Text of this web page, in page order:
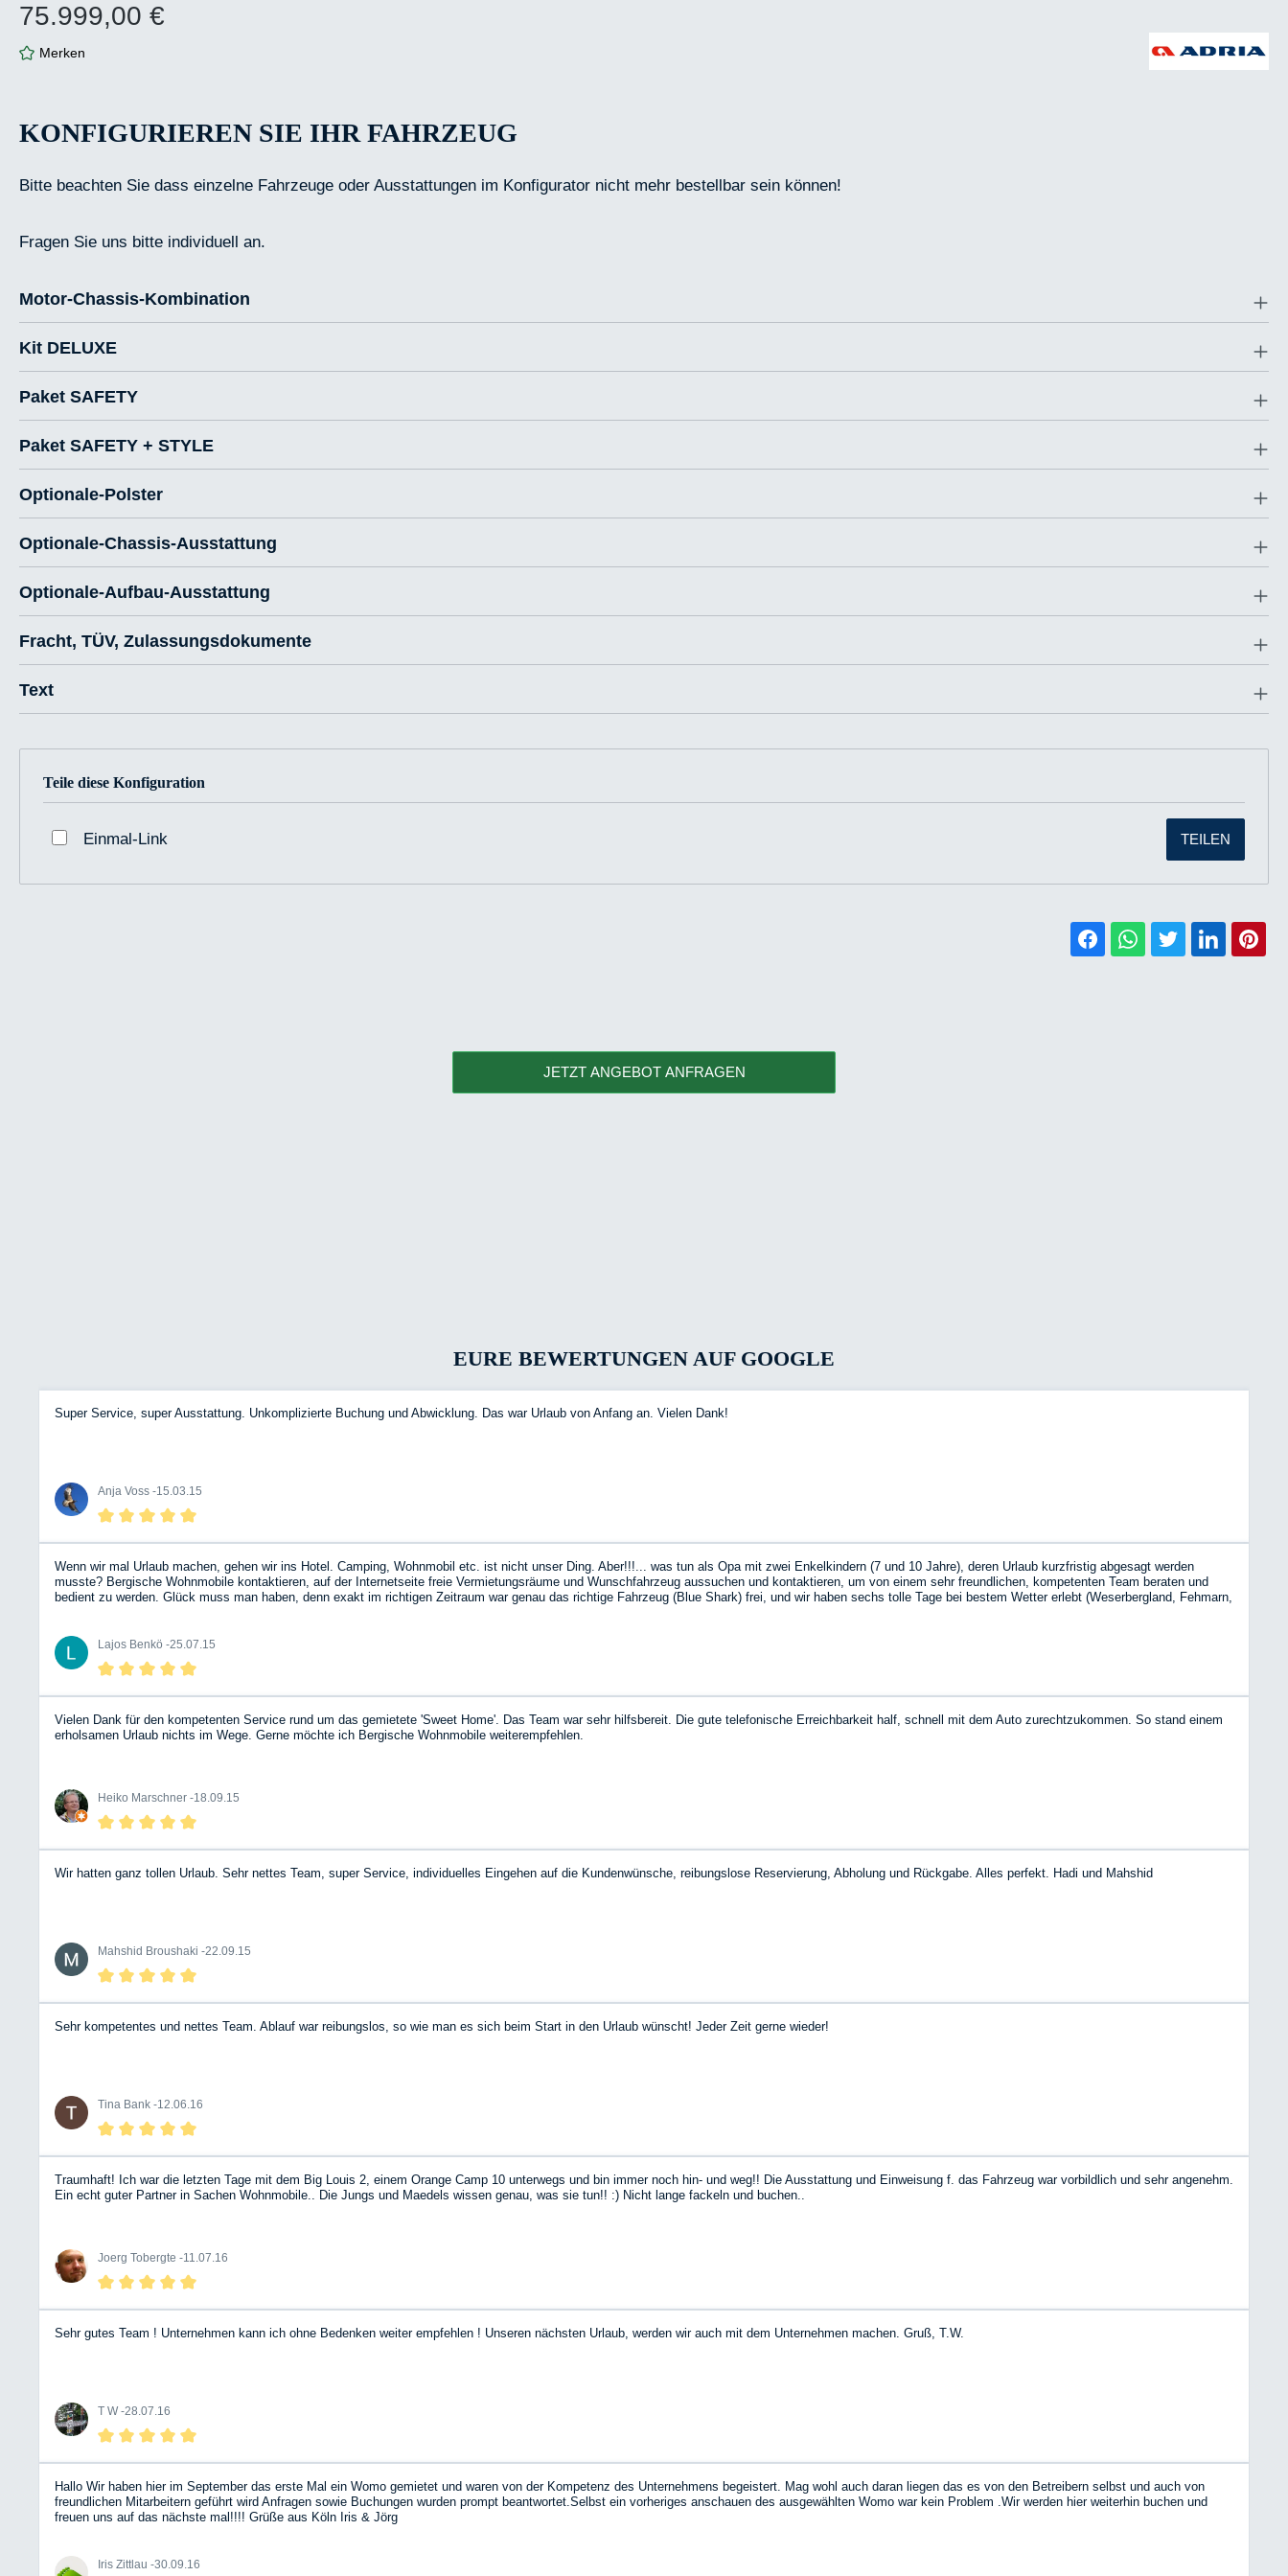
Regulärer Preis:
75.999,00 €
Merken
KONFIGURIEREN SIE IHR FAHRZEUG
Bitte beachten Sie dass einzelne Fahrzeuge oder Ausstattungen im Konfigurator nicht mehr bestellbar sein können!
Fragen Sie uns bitte individuell an.
Motor-Chassis-Kombination
Kit DELUXE
Paket SAFETY
Paket SAFETY + STYLE
Optionale-Polster
Optionale-Chassis-Ausstattung
Optionale-Aufbau-Ausstattung
Fracht, TÜV, Zulassungsdokumente
Text
Teile diese Konfiguration
Einmal-Link TEILEN
JETZT ANGEBOT ANFRAGEN
EURE BEWERTUNGEN AUF GOOGLE
Super Service, super Ausstattung. Unkomplizierte Buchung und Abwicklung. Das war Urlaub von Anfang an. Vielen Dank!
Anja Voss -15.03.15
Wenn wir mal Urlaub machen, gehen wir ins Hotel. Camping, Wohnmobil etc. ist nicht unser Ding. Aber!!!... was tun als Opa mit zwei Enkelkindern (7 und 10 Jahre), deren Urlaub kurzfristig abgesagt werden
musste? Bergische Wohnmobile kontaktieren, auf der Internetseite freie Vermietungsräume und Wunschfahrzeug aussuchen und kontaktieren, um von einem sehr freundlichen, kompetenten Team beraten und
bedient zu werden. Glück muss man haben, denn exakt im richtigen Zeitraum war genau das richtige Fahrzeug (Blue Shark) frei, und wir haben sechs tolle Tage bei bestem Wetter erlebt (Weserbergland, Fehmarn,
Lajos Benkö -25.07.15
Vielen Dank für den kompetenten Service rund um das gemietete 'Sweet Home'. Das Team war sehr hilfsbereit. Die gute telefonische Erreichbarkeit half, schnell mit dem Auto zurechtzukommen. So stand einem
erholsamen Urlaub nichts im Wege. Gerne möchte ich Bergische Wohnmobile weiterempfehlen.
Heiko Marschner -18.09.15
Wir hatten ganz tollen Urlaub. Sehr nettes Team, super Service, individuelles Eingehen auf die Kundenwünsche, reibungslose Reservierung, Abholung und Rückgabe. Alles perfekt. Hadi und Mahshid
Mahshid Broushaki -22.09.15
Sehr kompetentes und nettes Team. Ablauf war reibungslos, so wie man es sich beim Start in den Urlaub wünscht! Jeder Zeit gerne wieder!
Tina Bank -12.06.16
Traumhaft! Ich war die letzten Tage mit dem Big Louis 2, einem Orange Camp 10 unterwegs und bin immer noch hin- und weg!! Die Ausstattung und Einweisung f. das Fahrzeug war vorbildlich und sehr angenehm.
Ein echt guter Partner in Sachen Wohnmobile.. Die Jungs und Maedels wissen genau, was sie tun!! :) Nicht lange fackeln und buchen..
Joerg Tobergte -11.07.16
Sehr gutes Team ! Unternehmen kann ich ohne Bedenken weiter empfehlen ! Unseren nächsten Urlaub, werden wir auch mit dem Unternehmen machen. Gruß, T.W.
T W -28.07.16
Hallo Wir haben hier im September das erste Mal ein Womo gemietet und waren von der Kompetenz des Unternehmens begeistert. Mag wohl auch daran liegen das es von den Betreibern selbst und auch von
freundlichen Mitarbeitern geführt wird Anfragen sowie Buchungen wurden prompt beantwortet.Selbst ein vorheriges anschauen des ausgewählten Womo war kein Problem .Wir werden hier weiterhin buchen und
freuen uns auf das nächste mal!!!! Grüße aus Köln Iris & Jörg
Iris Zittlau -30.09.16